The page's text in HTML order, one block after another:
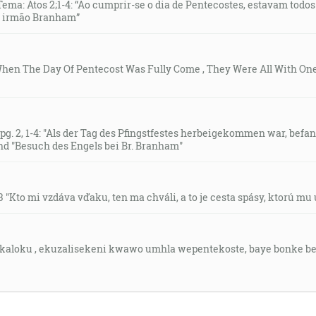
Ježiša z mŕtvych, prebýva vo vás, tak tedy ten, ktorý
nevidel smrti. A nenašli ho, pretože ho preniesol Bôh.
[Žd 11:5]
povolal som ťa tvojím menom; môj si ty! [Iz 43:1]
rozum, bude strážiť vaše srdcia a vaše mysle v Kristu
[Jr 6:16]
Ježiša Krista cieľom neho podľa ľúbosti svojej vôle na
Atos 2;1-4: “Ao cumprir-se o dia de Pentecostes, estavam
irmão Branham”
The Day Of Pentecost Was Fully Come , They Were All With
2, 1-4: "Als der Tag des Pfingstfestes herbeigekommen war,
"Besuch des Engels bei Br. Branham"
"Kto mi vzdáva vďaku, ten ma chváli, a to je cesta spásy, ktorú mu
, ekuzalisekeni kwawo umhla wepentekoste, baye bonke